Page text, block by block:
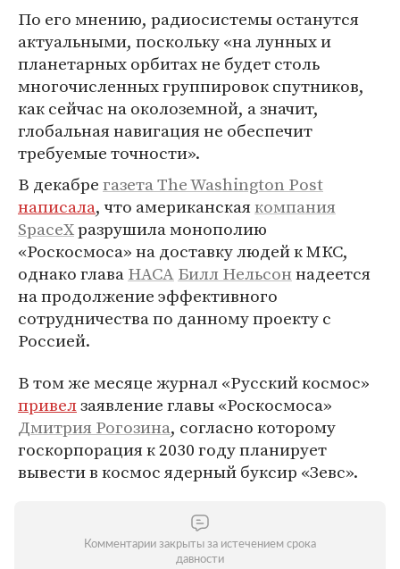
По его мнению, радиосистемы останутся
актуальными, поскольку «на лунных и
планетарных орбитах не будет столь
многочисленных группировок спутников,
как сейчас на околоземной, а значит,
глобальная навигация не обеспечит
требуемые точности».
В декабрегазета The Washington Post
написала, что американскаякомпания
SpaceXразрушила монополию
«Роскосмоса» на доставку людей к МКС,
однако главаНАСАБилл Нельсоннадеется
на продолжение эффективного
сотрудничества по данному проекту с
Россией.
В том же месяце журнал «Русский космос»
привелзаявление главы «Роскосмоса»
Дмитрия Рогозина, согласно которому
госкорпорация к 2030 году планирует
вывести в космос ядерный буксир «Зевс».
Комментарии закрыты за истечением срока
давности